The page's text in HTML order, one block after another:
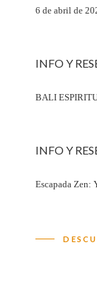
6 de abril de
INFO Y
BALI
INFO Y
Escapada Zen: